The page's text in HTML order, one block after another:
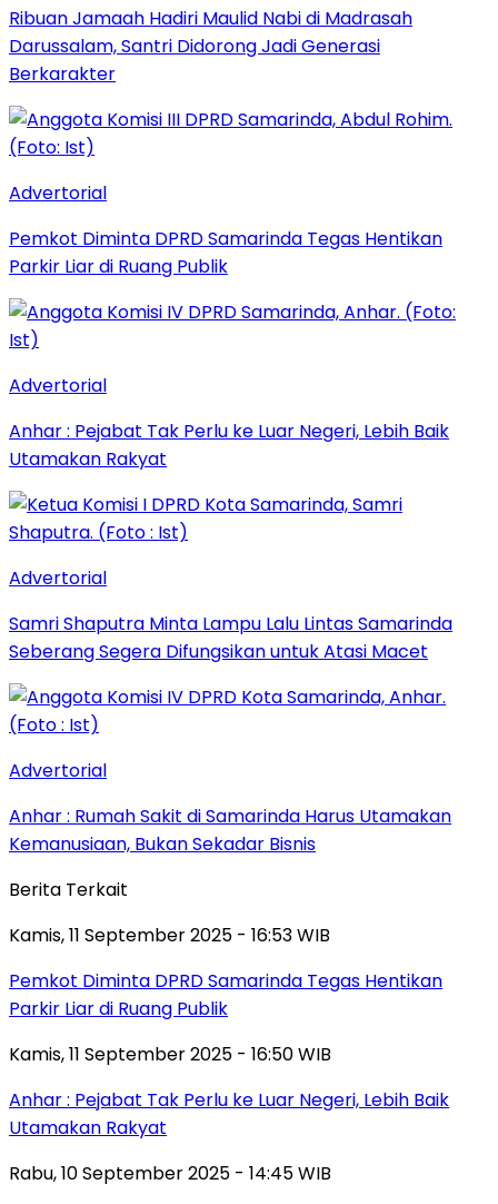
Ribuan Jamaah Hadiri Maulid Nabi di Madrasah
Darussalam, Santri Didorong Jadi Generasi
Berkarakter
Advertorial
Pemkot Diminta DPRD Samarinda Tegas Hentikan
Parkir Liar di Ruang Publik
Advertorial
Anhar : Pejabat Tak Perlu ke Luar Negeri, Lebih Baik
Utamakan Rakyat
Advertorial
Samri Shaputra Minta Lampu Lalu Lintas Samarinda
Seberang Segera Difungsikan untuk Atasi Macet
Advertorial
Anhar : Rumah Sakit di Samarinda Harus Utamakan
Kemanusiaan, Bukan Sekadar Bisnis
Berita Terkait
Kamis, 11 September 2025 - 16:53 WIB
Pemkot Diminta DPRD Samarinda Tegas Hentikan
Parkir Liar di Ruang Publik
Kamis, 11 September 2025 - 16:50 WIB
Anhar : Pejabat Tak Perlu ke Luar Negeri, Lebih Baik
Utamakan Rakyat
Rabu, 10 September 2025 - 14:45 WIB